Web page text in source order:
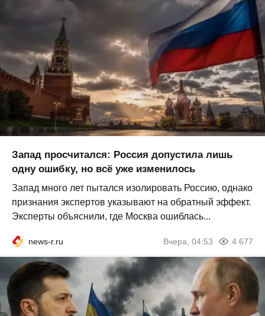
Запад просчитался: Россия допустила лишь
одну ошибку, но всё уже изменилось
Запад много лет пытался изолировать Россию, однако
признания экспертов указывают на обратный эффект.
Эксперты объяснили, где Москва ошиблась...
news-r.ru Вчера, 04:53 4 677